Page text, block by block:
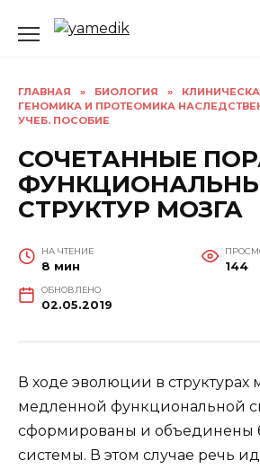
ГЛАВНАЯ » БИОЛОГИЯ »
ГЕНОМИКА И ПРОТЕОМИКА
УЧЕБ. ПОСОБИЕ
СОЧЕТАННЫЕ
СТРУКТУР МОЗГА
НА ЧТЕНИЕ
8 мин 144
ОБНОВЛЕНО
02.05.2019
В ходе эволюции в структурах
медленной функциональной
сформированы и объединены
системы. В этом случае речь